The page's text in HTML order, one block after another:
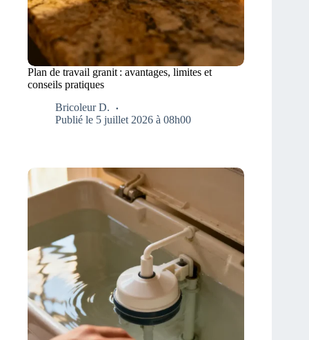
Plan de travail granit : avantages, limites et
conseils pratiques
Bricoleur D.
Publié le 5 juillet 2026 à 08h00